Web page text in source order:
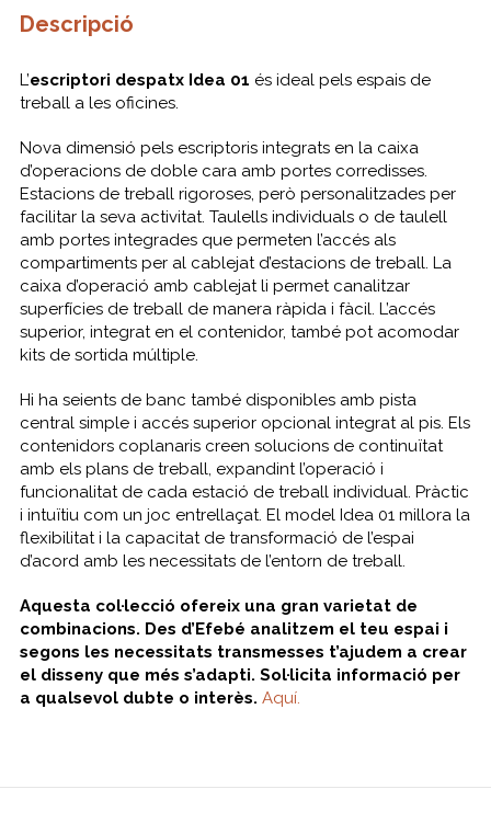
Descripció
L’escriptori despatx Idea 01 és ideal pels espais de
treball a les oficines.
Nova dimensió pels escriptoris integrats en la caixa
d’operacions de doble cara amb portes corredisses.
Estacions de treball rigoroses, però personalitzades per
facilitar la seva activitat. Taulells individuals o de taulell
amb portes integrades que permeten l’accés als
compartiments per al cablejat d’estacions de treball. La
caixa d’operació amb cablejat li permet canalitzar
superfícies de treball de manera ràpida i fàcil. L’accés
superior, integrat en el contenidor, també pot acomodar
kits de sortida múltiple.
Hi ha seients de banc també disponibles amb pista
central simple i accés superior opcional integrat al pis. Els
contenidors coplanaris creen solucions de continuïtat
amb els plans de treball, expandint l’operació i
funcionalitat de cada estació de treball individual. Pràctic
i intuïtiu com un joc entrellaçat. El model Idea 01 millora la
flexibilitat i la capacitat de transformació de l’espai
d’acord amb les necessitats de l’entorn de treball.
Aquesta col·lecció ofereix una gran varietat de
combinacions. Des d’Efebé analitzem el teu espai i
segons les necessitats transmesses t’ajudem a crear
el disseny que més s’adapti. Sol·licita informació per
a qualsevol dubte o interès. Aquí.